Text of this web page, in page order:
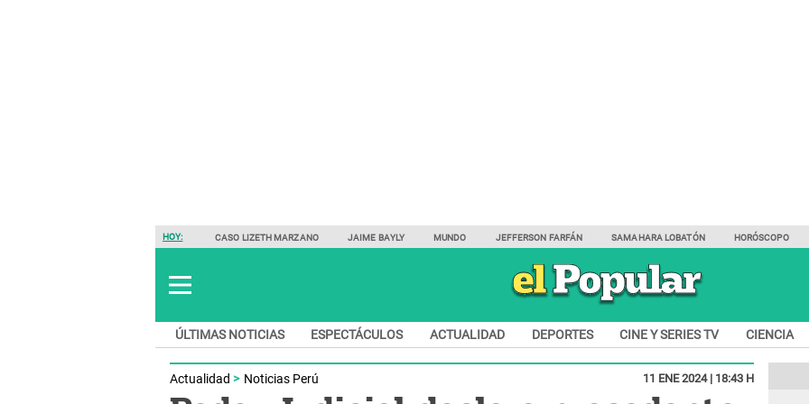
HOY: CASO LIZETH MARZANO JAIME BAYLY MUNDO JEFFERSON FARFÁN SAMAHARA LOBATÓN HORÓSCOPO
ÚLTIMAS NOTICIAS ESPECTÁCULOS ACTUALIDAD DEPORTES CINE Y SERIES TV CIENCIA
Actualidad Noticias Perú 11 ENE 2024 | 18:43 H